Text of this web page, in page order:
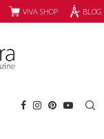
VIVA SHOP